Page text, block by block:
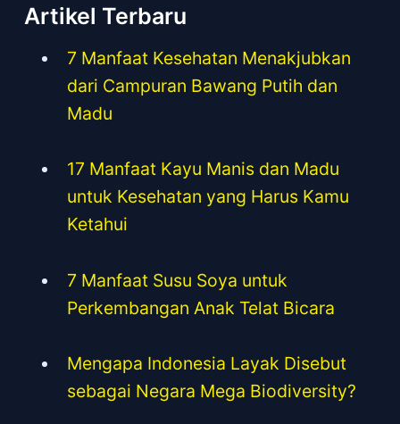
Artikel Terbaru
7 Manfaat Kesehatan Menakjubkan
dari Campuran Bawang Putih dan
Madu
17 Manfaat Kayu Manis dan Madu
untuk Kesehatan yang Harus Kamu
Ketahui
7 Manfaat Susu Soya untuk
Perkembangan Anak Telat Bicara
Mengapa Indonesia Layak Disebut
sebagai Negara Mega Biodiversity?